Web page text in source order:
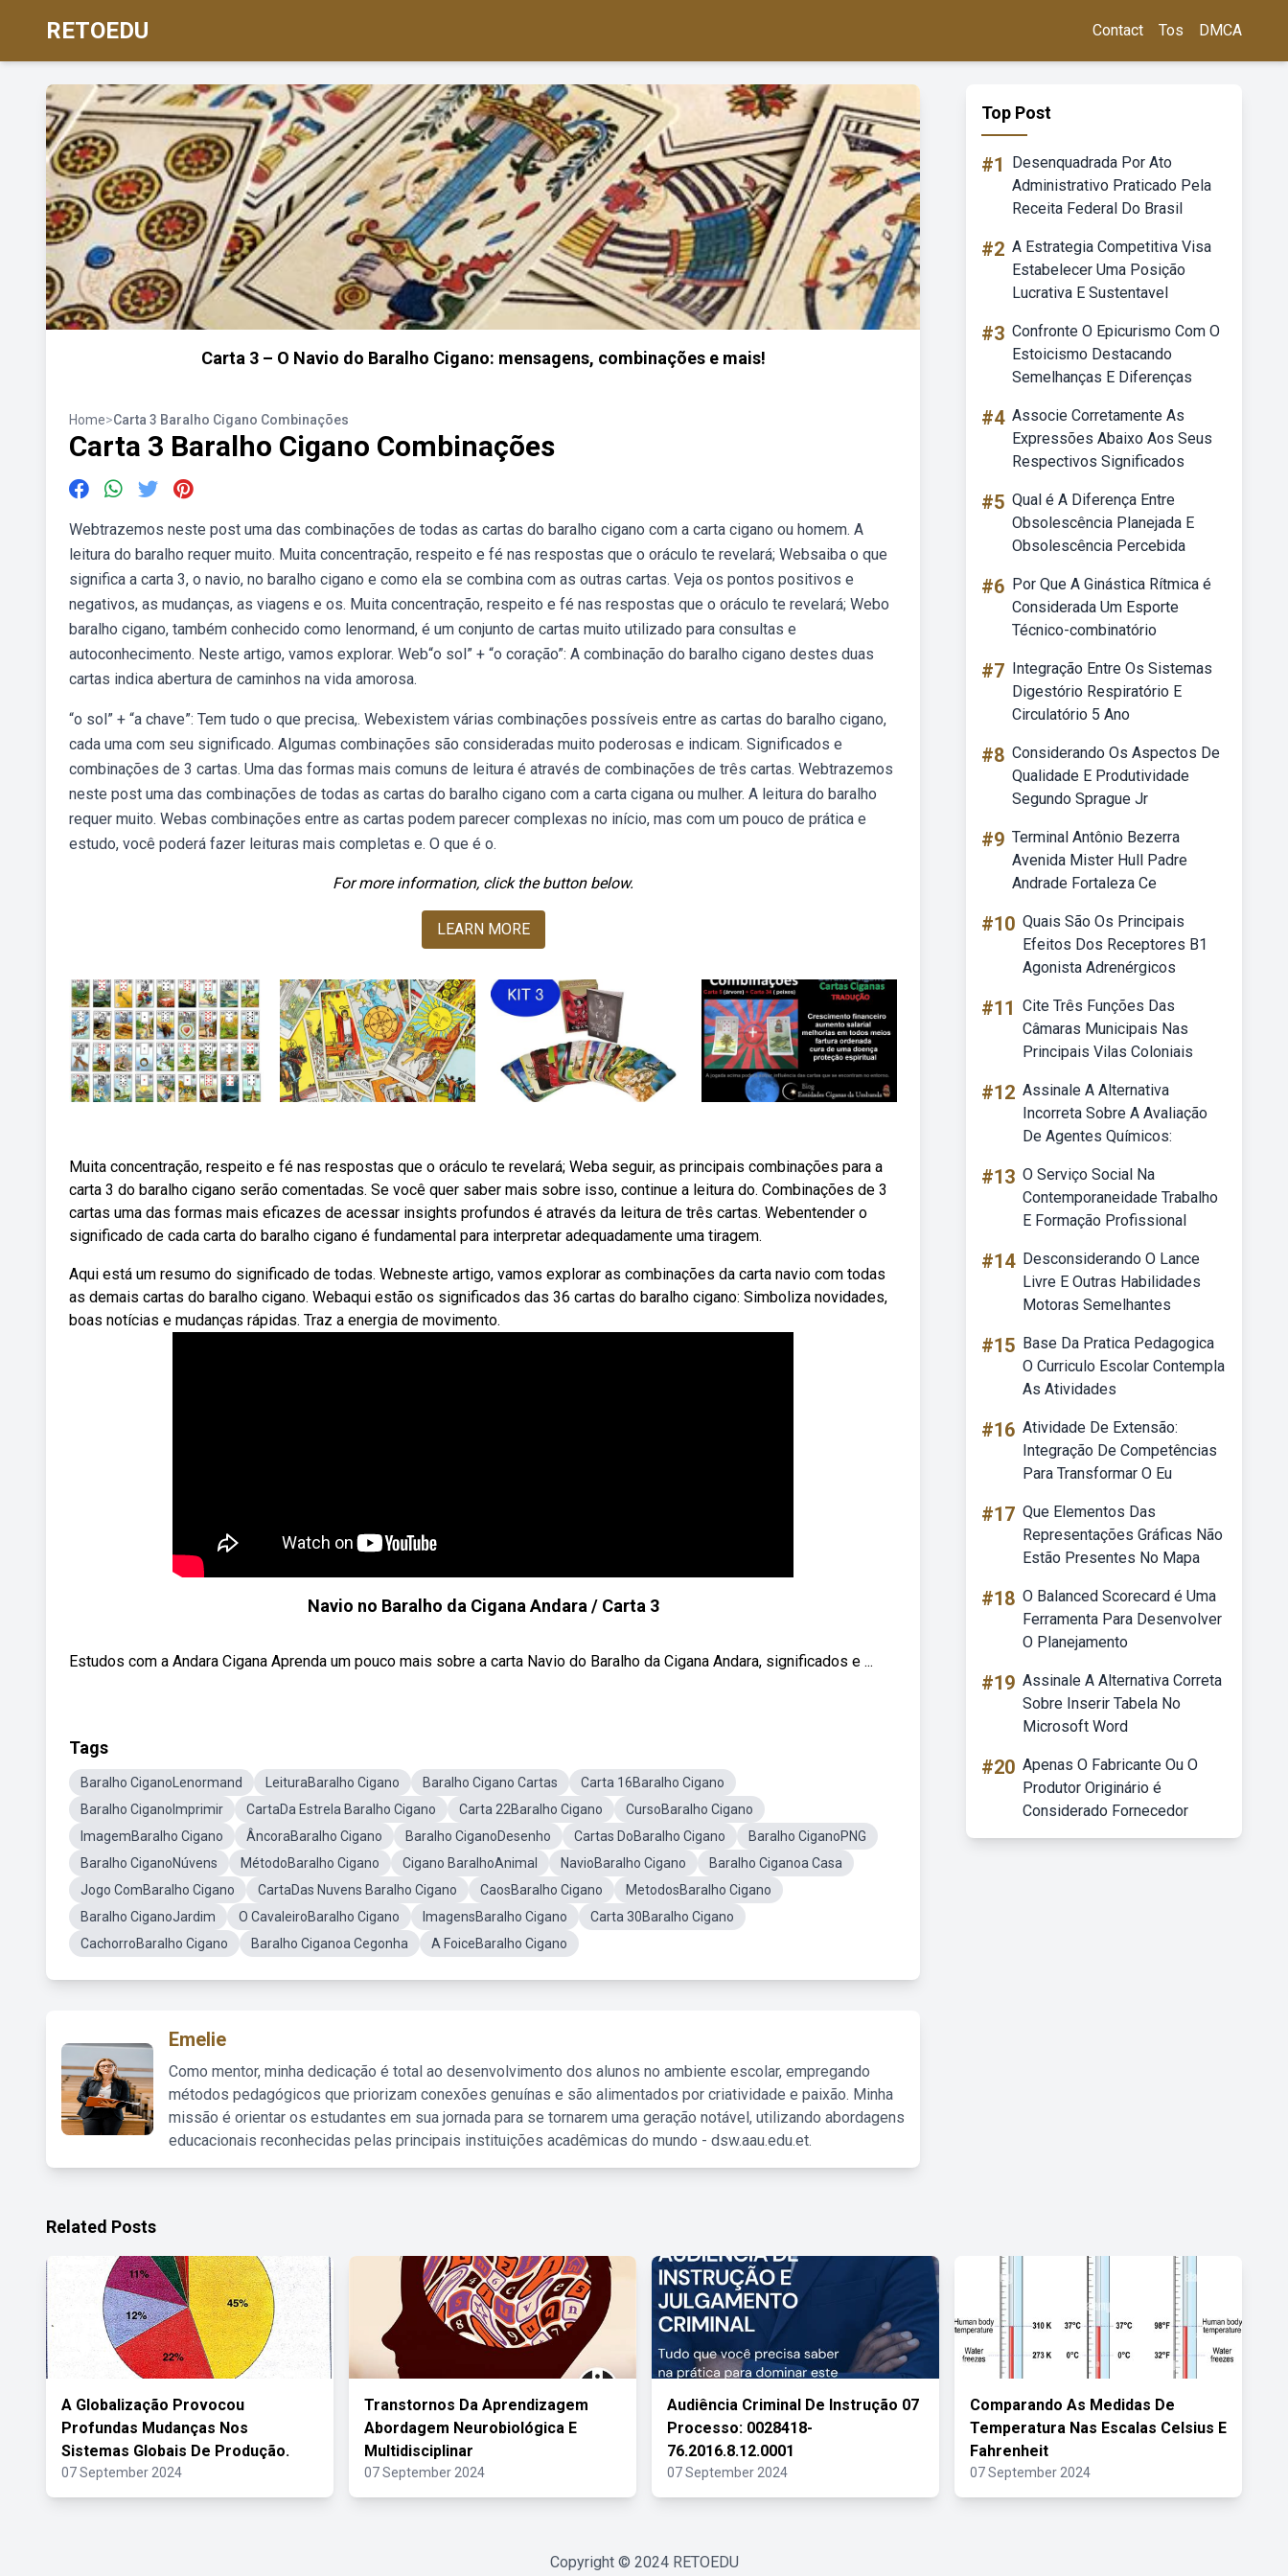
RETOEDU Contact Tos DMCA
Carta 3 – O Navio do Baralho Cigano: mensagens, combinações e mais!
Home>Carta 3 Baralho Cigano Combinações
Carta 3 Baralho Cigano Combinações
Webtrazemos neste post uma das combinações de todas as cartas do baralho cigano com a carta cigano ou homem. A
leitura do baralho requer muito. Muita concentração, respeito e fé nas respostas que o oráculo te revelará; Websaiba o que
significa a carta 3, o navio, no baralho cigano e como ela se combina com as outras cartas. Veja os pontos positivos e
negativos, as mudanças, as viagens e os. Muita concentração, respeito e fé nas respostas que o oráculo te revelará; Webo
baralho cigano, também conhecido como lenormand, é um conjunto de cartas muito utilizado para consultas e
autoconhecimento. Neste artigo, vamos explorar. Web“o sol” + “o coração”: A combinação do baralho cigano destes duas
cartas indica abertura de caminhos na vida amorosa.
“o sol” + “a chave”: Tem tudo o que precisa,. Webexistem várias combinações possíveis entre as cartas do baralho cigano,
cada uma com seu significado. Algumas combinações são consideradas muito poderosas e indicam. Significados e
combinações de 3 cartas. Uma das formas mais comuns de leitura é através de combinações de três cartas. Webtrazemos
neste post uma das combinações de todas as cartas do baralho cigano com a carta cigana ou mulher. A leitura do baralho
requer muito. Webas combinações entre as cartas podem parecer complexas no início, mas com um pouco de prática e
estudo, você poderá fazer leituras mais completas e. O que é o.
For more information, click the button below.
LEARN MORE
Muita concentração, respeito e fé nas respostas que o oráculo te revelará; Weba seguir, as principais combinações para a
carta 3 do baralho cigano serão comentadas. Se você quer saber mais sobre isso, continue a leitura do. Combinações de 3
cartas uma das formas mais eficazes de acessar insights profundos é através da leitura de três cartas. Webentender o
significado de cada carta do baralho cigano é fundamental para interpretar adequadamente uma tiragem.
Aqui está um resumo do significado de todas. Webneste artigo, vamos explorar as combinações da carta navio com todas
as demais cartas do baralho cigano. Webaqui estão os significados das 36 cartas do baralho cigano: Simboliza novidades,
boas notícias e mudanças rápidas. Traz a energia de movimento.
Navio no Baralho da Cigana Andara / Carta 3
Estudos com a Andara Cigana Aprenda um pouco mais sobre a carta Navio do Baralho da Cigana Andara, significados e ...
Tags
Baralho CiganoLenormand LeituraBaralho Cigano Baralho Cigano Cartas
Carta 16Baralho Cigano
Baralho CiganoImprimir
CartaDa Estrela Baralho Cigano Carta 22Baralho Cigano
CursoBaralho Cigano
ImagemBaralho Cigano
ÂncoraBaralho Cigano Baralho CiganoDesenho Cartas DoBaralho Cigano
Baralho CiganoPNG
Baralho CiganoNúvens
MétodoBaralho Cigano Cigano BaralhoAnimal NavioBaralho Cigano
Baralho Ciganoa Casa
Jogo ComBaralho Cigano
CartaDas Nuvens Baralho Cigano CaosBaralho Cigano
MetodosBaralho Cigano
Baralho CiganoJardim
O CavaleiroBaralho Cigano ImagensBaralho Cigano
Carta 30Baralho Cigano
CachorroBaralho Cigano
Baralho Ciganoa Cegonha A FoiceBaralho Cigano
Emelie
Como mentor, minha dedicação é total ao desenvolvimento dos alunos no ambiente escolar, empregando
métodos pedagógicos que priorizam conexões genuínas e são alimentados por criatividade e paixão. Minha
missão é orientar os estudantes em sua jornada para se tornarem uma geração notável, utilizando abordagens
educacionais reconhecidas pelas principais instituições acadêmicas do mundo - dsw.aau.edu.et.
Top Post
#1
Desenquadrada Por Ato
Administrativo Praticado Pela
Receita Federal Do Brasil
#2 A Estrategia Competitiva Visa
Estabelecer Uma Posição
Lucrativa E Sustentavel
#3 Confronte O Epicurismo Com O
Estoicismo Destacando
Semelhanças E Diferenças
#4 Associe Corretamente As
Expressões Abaixo Aos Seus
Respectivos Significados
#5 Qual é A Diferença Entre
Obsolescência Planejada E
Obsolescência Percebida
#6 Por Que A Ginástica Rítmica é
Considerada Um Esporte
Técnico-combinatório
#7 Integração Entre Os Sistemas
Digestório Respiratório E
Circulatório 5 Ano
#8 Considerando Os Aspectos De
Qualidade E Produtividade
Segundo Sprague Jr
#9 Terminal Antônio Bezerra
Avenida Mister Hull Padre
Andrade Fortaleza Ce
#10 Quais São Os Principais
Efeitos Dos Receptores B1
Agonista Adrenérgicos
#11 Cite Três Funções Das
Câmaras Municipais Nas
Principais Vilas Coloniais
#12 Assinale A Alternativa
Incorreta Sobre A Avaliação
De Agentes Químicos:
#13 O Serviço Social Na
Contemporaneidade Trabalho
E Formação Profissional
#14 Desconsiderando O Lance
Livre E Outras Habilidades
Motoras Semelhantes
#15 Base Da Pratica Pedagogica
O Curriculo Escolar Contempla
As Atividades
#16 Atividade De Extensão:
Integração De Competências
Para Transformar O Eu
#17 Que Elementos Das
Representações Gráficas Não
Estão Presentes No Mapa
#18 O Balanced Scorecard é Uma
Ferramenta Para Desenvolver
O Planejamento
#19 Assinale A Alternativa Correta
Sobre Inserir Tabela No
Microsoft Word
#20 Apenas O Fabricante Ou O
Produtor Originário é
Considerado Fornecedor
Related Posts
A Globalização Provocou
Profundas Mudanças Nos
Sistemas Globais De Produção.
07 September 2024
Transtornos Da Aprendizagem
Abordagem Neurobiológica E
Multidisciplinar
07 September 2024
Audiência Criminal De Instrução 07
Processo: 0028418-
76.2016.8.12.0001
07 September 2024
Comparando As Medidas De
Temperatura Nas Escalas Celsius E
Fahrenheit
07 September 2024
Copyright © 2024 RETOEDU